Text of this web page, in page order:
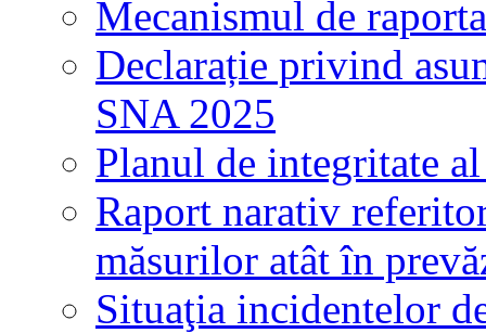
Mecanismul de
Declarație privind
SNA 2025
Planul de integritate
Raport narativ
măsurilor atât în
Situaţia incidentelor